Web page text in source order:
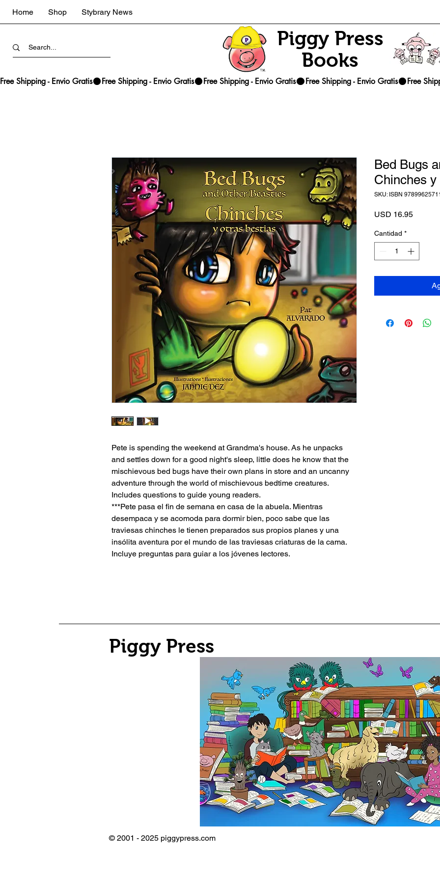
Home Shop Stybrary News
Piggy Press
Books
Free Shipping - Envio Gratis
Pete is spending the weekend at Grandma's house. As he unpacks
and settles down for a good night's sleep, little does he know that the
mischievous bed bugs have their own plans in store and an uncanny
adventure through the world of mischievous bedtime creatures.
Includes questions to guide young readers.
***Pete pasa el fin de semana en casa de la abuela. Mientras
desempaca y se acomoda para dormir bien, poco sabe que las
traviesas chinches le tienen preparados sus propios planes y una
insólita aventura por el mundo de las traviesas criaturas de la cama.
Incluye preguntas para guiar a los jóvenes lectores.
Bed Bugs
Chinches
SKU: ISBN
USD 16.95Precio
Cantidad *
Piggy Press
© 2001 - 2025 piggypress.com